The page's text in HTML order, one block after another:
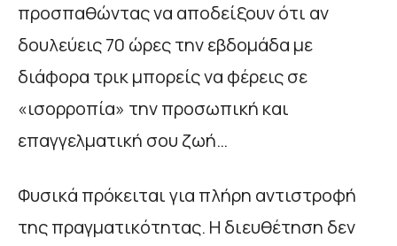
προσπαθώντας να αποδείξουν ότι αν
δουλεύεις 70 ώρες την εβδομάδα με
διάφορα τρικ μπορείς να φέρεις σε
«ισορροπία» την προσωπική και
επαγγελματική σου ζωή…
Φυσικά πρόκειται για πλήρη αντιστροφή
της πραγματικότητας. Η διευθέτηση δεν